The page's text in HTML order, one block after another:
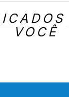
VOCÊ